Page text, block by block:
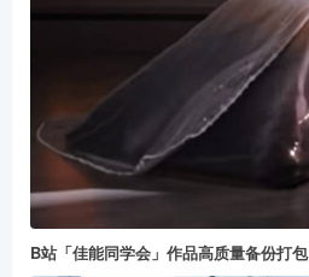
B站「佳能同学会」作品高质量备份打包